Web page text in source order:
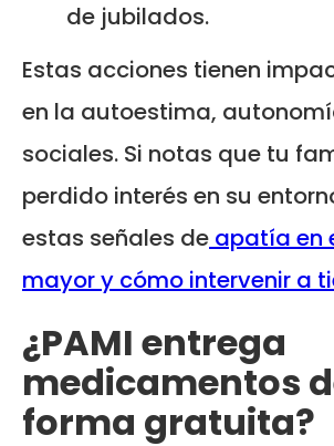
de jubilados.
Estas acciones tienen
en la autoestima,
sociales. Si notas que tu
perdido interés en su
estas señales de apatía en
mayor y cómo intervenir a
¿PAMI entrega
medicamentos
forma gratuita?